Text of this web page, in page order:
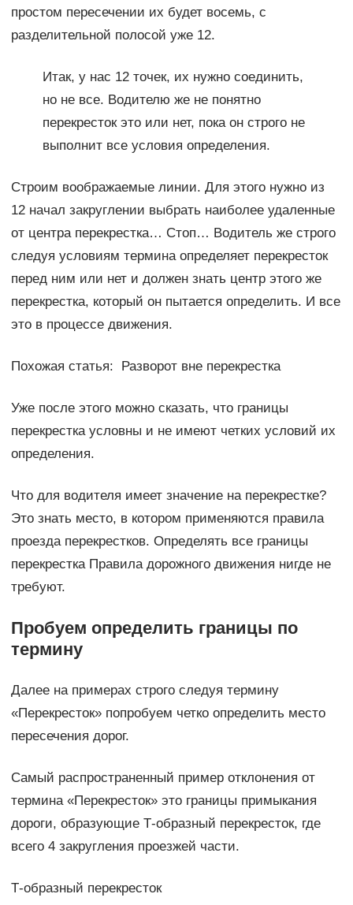
простом пересечении их будет восемь, с
разделительной полосой уже 12.
Итак, у нас 12 точек, их нужно соединить,
но не все. Водителю же не понятно
перекресток это или нет, пока он строго не
выполнит все условия определения.
Строим воображаемые линии. Для этого нужно из
12 начал закруглении выбрать наиболее удаленные
от центра перекрестка… Стоп… Водитель же строго
следуя условиям термина определяет перекресток
перед ним или нет и должен знать центр этого же
перекрестка, который он пытается определить. И все
это в процессе движения.
Похожая статья: Разворот вне перекрестка
Уже после этого можно сказать, что границы
перекрестка условны и не имеют четких условий их
определения.
Что для водителя имеет значение на перекрестке?
Это знать место, в котором применяются правила
проезда перекрестков. Определять все границы
перекрестка Правила дорожного движения нигде не
требуют.
Пробуем определить границы по
термину
Далее на примерах строго следуя термину
«Перекресток» попробуем четко определить место
пересечения дорог.
Самый распространенный пример отклонения от
термина «Перекресток» это границы примыкания
дороги, образующие Т-образный перекресток, где
всего 4 закругления проезжей части.
Т-образный перекресток